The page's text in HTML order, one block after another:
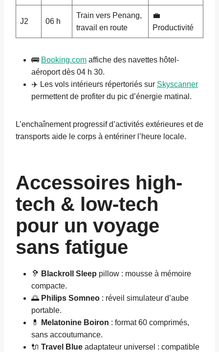
J2 06 h
Train vers Penang,
travail en route
💼
Productivité
🚌 Booking.com affiche des navettes hôtel-
aéroport dès 04 h 30.
✈️ Les vols intérieurs répertoriés sur Skyscanner
permettent de profiter du pic d’énergie matinal.
L’enchaînement progressif d’activités extérieures et de
transports aide le corps à entériner l’heure locale.
Accessoires high-
tech & low-tech
pour un voyage
sans fatigue
🦻 Blackroll Sleep pillow : mousse à mémoire
compacte.
🌅 Philips Somneo : réveil simulateur d’aube
portable.
💊
Melatonine Boiron : format 60 comprimés,
sans accoutumance.
🔌 Travel Blue adaptateur universel : compatible